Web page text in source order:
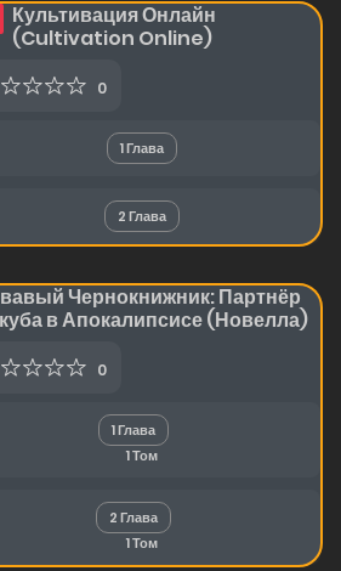
Культивация Онлайн
(Cultivation Online)
0
1 Глава
2 Глава
Чернокнижник: Партнёр
в Апокалипсисе (Новелла)
0
1 Глава
1 Том
2 Глава
1 Том